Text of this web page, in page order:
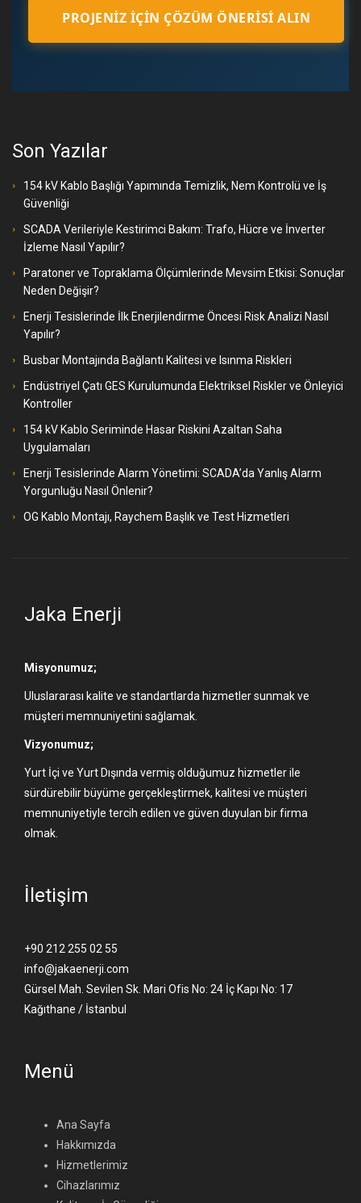
PROJENIZ İÇIN ÇÖZÜM ÖNERISI ALIN
Son Yazılar
154 kV Kablo Başlığı Yapımında Temizlik, Nem Kontrolü ve İş
Güvenliği
SCADA Verileriyle Kestirimci Bakım: Trafo, Hücre ve İnverter
İzleme Nasıl Yapılır?
Paratoner ve Topraklama Ölçümlerinde Mevsim Etkisi: Sonuçlar
Neden Değişir?
Enerji Tesislerinde İlk Enerjilendirme Öncesi Risk Analizi Nasıl
Yapılır?
Busbar Montajında Bağlantı Kalitesi ve Isınma Riskleri
Endüstriyel Çatı GES Kurulumunda Elektriksel Riskler ve Önleyici
Kontroller
154 kV Kablo Seriminde Hasar Riskini Azaltan Saha
Uygulamaları
Enerji Tesislerinde Alarm Yönetimi: SCADA’da Yanlış Alarm
Yorgunluğu Nasıl Önlenir?
OG Kablo Montajı, Raychem Başlık ve Test Hizmetleri
Jaka Enerji
Misyonumuz;
Uluslararası kalite ve standartlarda hizmetler sunmak ve
müşteri memnuniyetini sağlamak.
Vizyonumuz;
Yurt İçi ve Yurt Dışında vermiş olduğumuz hizmetler ile
sürdürebilir büyüme gerçekleştirmek, kalitesi ve müşteri
memnuniyetiyle tercih edilen ve güven duyulan bir firma
olmak.
İletişim
+90 212 255 02 55
info@jakaenerji.com
Gürsel Mah. Sevilen Sk. Mari Ofis No: 24 İç Kapı No: 17
Kağıthane / İstanbul
Menü
Ana Sayfa
Hakkımızda
Hizmetlerimiz
Cihazlarımız